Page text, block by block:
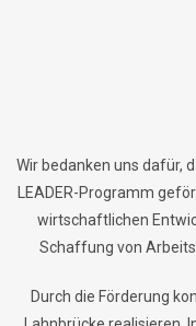
Wir bedanken uns dafür,
LEADER-Programm
wirtschaftlichen
Schaffung von
Durch die Förderung